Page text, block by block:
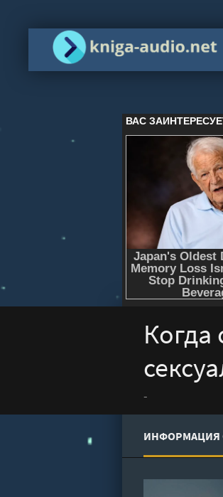
Когда
-
ИНФОРМАЦИЯ